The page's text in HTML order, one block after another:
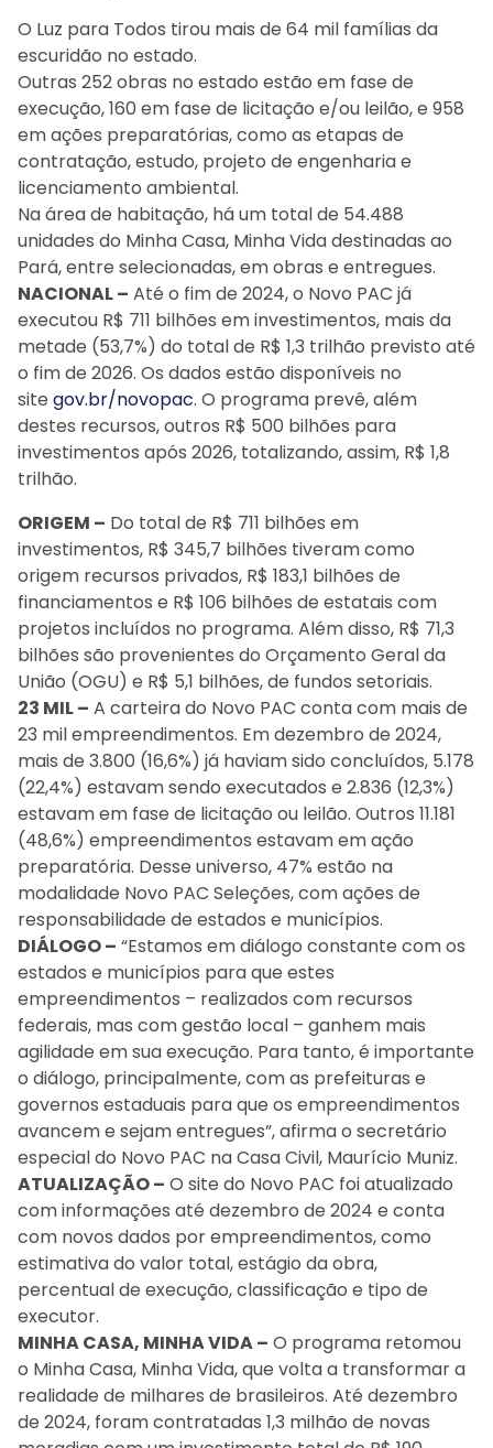
O Luz para Todos tirou mais de 64 mil famílias da
escuridão no estado.
Outras 252 obras no estado estão em fase de
execução, 160 em fase de licitação e/ou leilão, e 958
em ações preparatórias, como as etapas de
contratação, estudo, projeto de engenharia e
licenciamento ambiental.
Na área de habitação, há um total de 54.488
unidades do Minha Casa, Minha Vida destinadas ao
Pará, entre selecionadas, em obras e entregues.
NACIONAL – Até o fim de 2024, o Novo PAC já
executou R$ 711 bilhões em investimentos, mais da
metade (53,7%) do total de R$ 1,3 trilhão previsto até
o fim de 2026. Os dados estão disponíveis no
site gov.br/novopac. O programa prevê, além
destes recursos, outros R$ 500 bilhões para
investimentos após 2026, totalizando, assim, R$ 1,8
trilhão.
ORIGEM – Do total de R$ 711 bilhões em
investimentos, R$ 345,7 bilhões tiveram como
origem recursos privados, R$ 183,1 bilhões de
financiamentos e R$ 106 bilhões de estatais com
projetos incluídos no programa. Além disso, R$ 71,3
bilhões são provenientes do Orçamento Geral da
União (OGU) e R$ 5,1 bilhões, de fundos setoriais.
23 MIL – A carteira do Novo PAC conta com mais de
23 mil empreendimentos. Em dezembro de 2024,
mais de 3.800 (16,6%) já haviam sido concluídos, 5.178
(22,4%) estavam sendo executados e 2.836 (12,3%)
estavam em fase de licitação ou leilão. Outros 11.181
(48,6%) empreendimentos estavam em ação
preparatória. Desse universo, 47% estão na
modalidade Novo PAC Seleções, com ações de
responsabilidade de estados e municípios.
DIÁLOGO – “Estamos em diálogo constante com os
estados e municípios para que estes
empreendimentos – realizados com recursos
federais, mas com gestão local – ganhem mais
agilidade em sua execução. Para tanto, é importante
o diálogo, principalmente, com as prefeituras e
governos estaduais para que os empreendimentos
avancem e sejam entregues”, afirma o secretário
especial do Novo PAC na Casa Civil, Maurício Muniz.
ATUALIZAÇÃO – O site do Novo PAC foi atualizado
com informações até dezembro de 2024 e conta
com novos dados por empreendimentos, como
estimativa do valor total, estágio da obra,
percentual de execução, classificação e tipo de
executor.
MINHA CASA, MINHA VIDA – O programa retomou
o Minha Casa, Minha Vida, que volta a transformar a
realidade de milhares de brasileiros. Até dezembro
de 2024, foram contratadas 1,3 milhão de novas